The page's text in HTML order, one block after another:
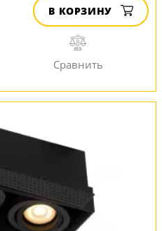
В КОРЗИНУ